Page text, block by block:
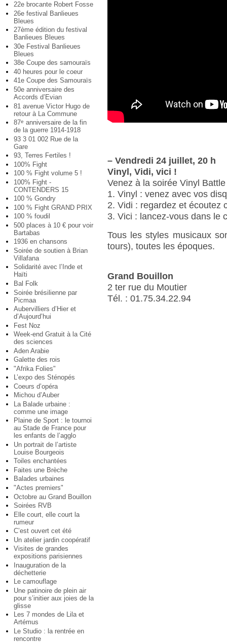
22e brocante Robert Fosse
26e festival Banlieues
Bleues
27ème édition du festival
Banlieues Bleues
30e Festival Banlieues
Bleues
38e Coupe des samouraïs
40 heures pour le coeur
41e Coupe des Samouraïs
50e anniversaire des
Accords d’Evian
81 avenue Victor Hugo de
retour à La Commune
87e anniversaire de la fin
de la guerre 1914-1918
93 3 01 002 Rue de la
Gare
93, Terres Fertiles !
100% Fight
100 % Fight volume 5 !
100% Fight -
CONTENDERS 15
100 % Gondry
100 % Fight GRAND PRIX
100 % foudil
500 places à 10 € pour voir
Bartabas
1936 en chansons
Soirée de soutien à Brian
Villafana
Solidarité avec l’Inde et
Haïti
Bal Folk
Soirée brésilienne par
Picmaa
Aubervilliers d’Hier et
d’Aujourd’hui
Fest Noz
Week-end Gratuit à la Cité
des sciences
Aden Arabie
Galette des rois
"Afrika Folies"
L’expo des Sténopés
Coeurs d’opéra
Michou d’Auber
La Balade urbaine :
comme une image
Plaine de Sport : le tournoi
au Stade de France pour
les enfants de l’agglo
Un portrait de l’artiste
Louise Bourgeois
Toiles enchantées
Faites une Brèche
Balades urbaines
"Actes premiers"
Octobre au Grand Bouillon
Soirées RVB
Elle court, elle court la
rumeur
C’est ouvert cet été
Un atelier jardin coopératif
Visites de grandes
expositions parisiennes
Inauguration de la
déchetterie
Le camouflage
Une patinoire de plein air
pour s’initier aux joies de la
glisse
Les 7 mondes de Lila et
Artémus
Le Studio : la rentrée en
rencontre
– Vendredi 24 juillet, 20 h
Vinyl, Vidi, vici !
Venez à la soirée Vinyl
1. Vinyl : venez avec vos
2. Vidi : regardez et écoutez
3. Vici : lancez-vous dans le
Tous les styles musicaux
tours), toutes les époques.
Grand Bouillon
2 ter rue du Moutier
Tél. : 01.75.34.22.94